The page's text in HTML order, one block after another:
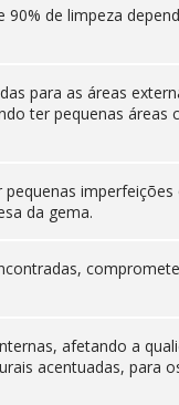
de limpeza
para as áreas
ter pequenas áreas
imperfeições
da gema.
afetando a
acentuadas, para